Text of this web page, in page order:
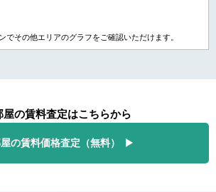
その他エリアのグラフをご確認いただけます。
屋の賃料査定はこちらから
の賃料価格査定（無料）